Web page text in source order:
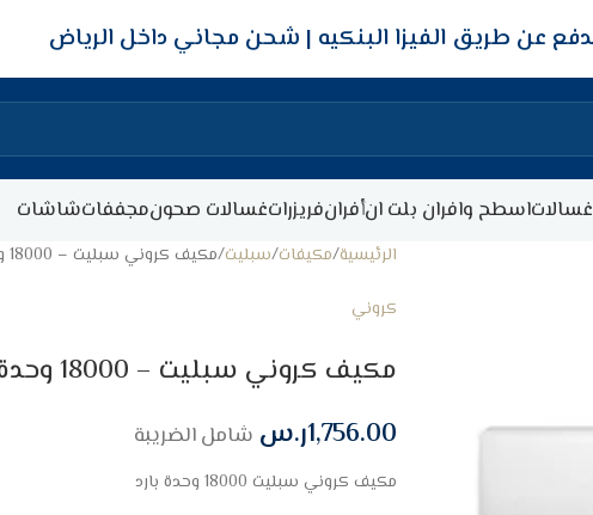
شحن مجاني داخل الرياض
غسالاتاسطح وافران بلت انأفرانفريزراتغسالات صحونمجففاتشاشات
الرئيسية مكيفات سبليت مكيف كروني سبليت – 18000 وحدة – بارد
كروني
مكيف كروني سبليت – 18000 وحدة – بارد
1,756.00ر.س شامل الضريبة
مكيف كروني سبليت 18000 وحدة بارد